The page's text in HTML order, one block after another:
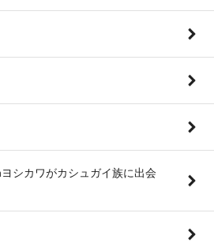
シカワがカシュガイ族に出会